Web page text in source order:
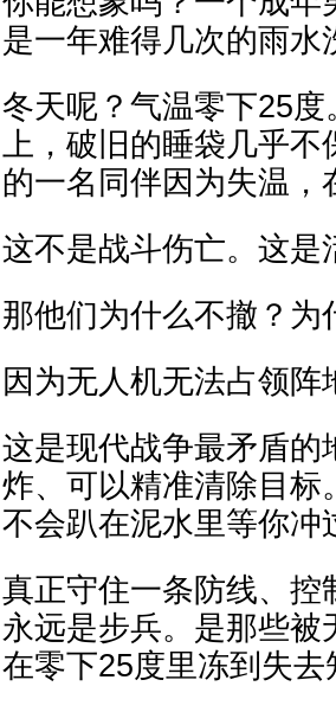
是一年难得几次的雨水
冬天呢？气温零下25
上，破旧的睡袋几乎
的一名同伴因为失温
这不是战斗伤亡。这是
那他们为什么不撤？
因为无人机无法占领阵
这是现代战争最矛盾的
炸、可以精准清除目标
不会趴在泥水里等你冲
真正守住一条防线、控
永远是步兵。是那些
在零下25度里冻到失去